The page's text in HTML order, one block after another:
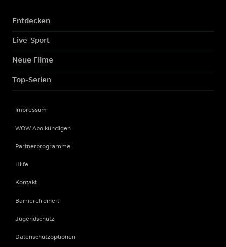
Entdecken
Live-Sport
Neue Filme
Top-Serien
Impressum
WOW Abo kündigen
Partnerprogramme
Hilfe
Kontakt
Barrierefreiheit
Jugendschutz
Datenschutzoptionen